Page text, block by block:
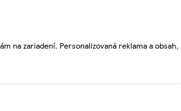
na zariadení. Personalizovaná reklama a obsah,